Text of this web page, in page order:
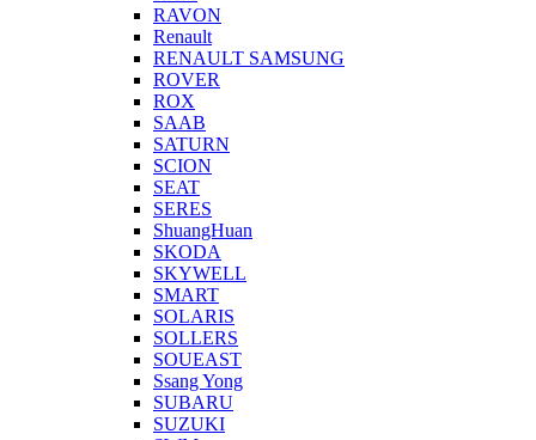
RAVON
Renault
RENAULT SAMSUNG
ROVER
ROX
SAAB
SATURN
SCION
SEAT
SERES
ShuangHuan
SKODA
SKYWELL
SMART
SOLARIS
SOLLERS
SOUEAST
Ssang Yong
SUBARU
SUZUKI